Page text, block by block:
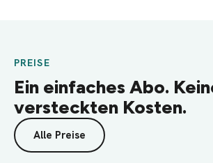
PREISE
Ein einfaches Abo.
versteckten Kosten.
Alle Preise